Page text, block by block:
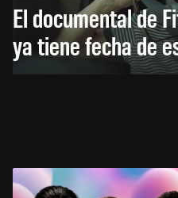
El documental de
ya tiene fecha de